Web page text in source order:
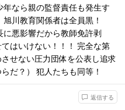
なら親の監督責任も発生す
旭川教育関係者は全員黒！
悪影響だから教師免許剥
はいけない！！！ 完全な第
せない圧力団体を公表し追求
だ？） 犯人たちも同等！
返信する